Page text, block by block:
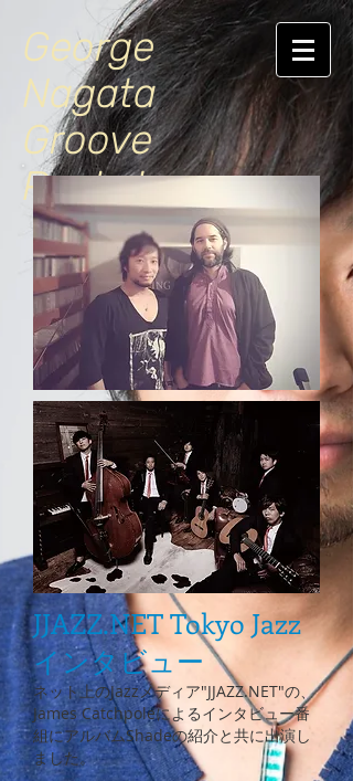
George
Nagata
Groove
Pockets
JJAZZ.NET Tokyo Jazz
インタビュー
ネット上のJazzメディア"JJAZZ.NET"の、
James Catchpoleによるインタビュー番
組にアルバムShadeの紹介と共に出演し
ました。